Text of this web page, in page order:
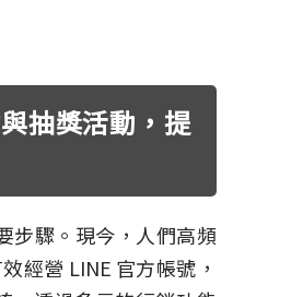
抽獎活動，提
步驟。現今，人們高頻
經營 LINE 官方帳號，